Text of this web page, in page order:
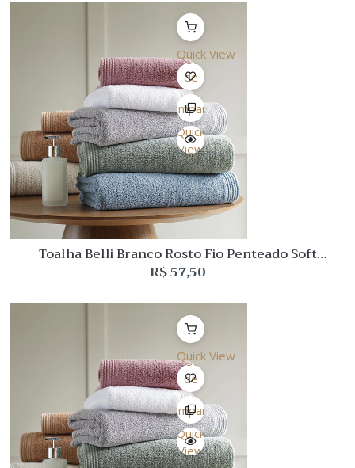
Quick View
Lista
de
Desejo
Comparar
Quick
View
Toalha Belli Branco Rosto Fio Penteado Soft
Buddemeyer Luxus
R$57,50
Quick View
Lista
de
Desejo
Comparar
Quick
View